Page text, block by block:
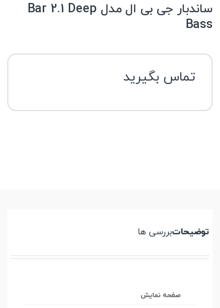
ساندبار جی بی ال مدل Bar 2.1 Deep
Bass
تماس بگیرید
توضیحاتبررسی ها
صفحه نمایش